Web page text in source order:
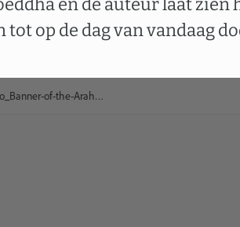
en de auteur laat zien
op de dag van vandaag